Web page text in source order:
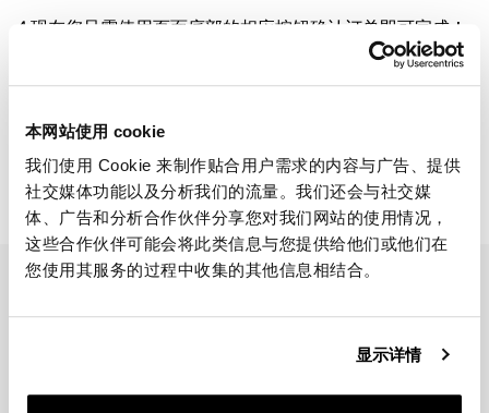
本网站使用 cookie
我们使用 Cookie 来制作贴合用户需求的内容与广告、提供
社交媒体功能以及分析我们的流量。我们还会与社交媒
体、广告和分析合作伙伴分享您对我们网站的使用情况，
这些合作伙伴可能会将此类信息与您提供给他们或他们在
您使用其服务的过程中收集的其他信息相结合。
显示详情
4.现在您只需使用页面底部的相应按钮确认订单即可完成！
您可以随时连接到控制面板，即使您是注册用户，也可以监
订阅我们的新闻